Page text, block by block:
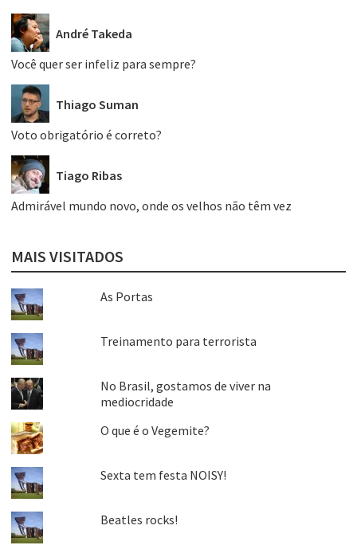
André Takeda
Você quer ser infeliz para sempre?
Thiago Suman
Voto obrigatório é correto?
Tiago Ribas
Admirável mundo novo, onde os velhos não têm vez
MAIS VISITADOS
As Portas
Treinamento para terrorista
No Brasil, gostamos de viver na
mediocridade
O que é o Vegemite?
Sexta tem festa NOISY!
Beatles rocks!